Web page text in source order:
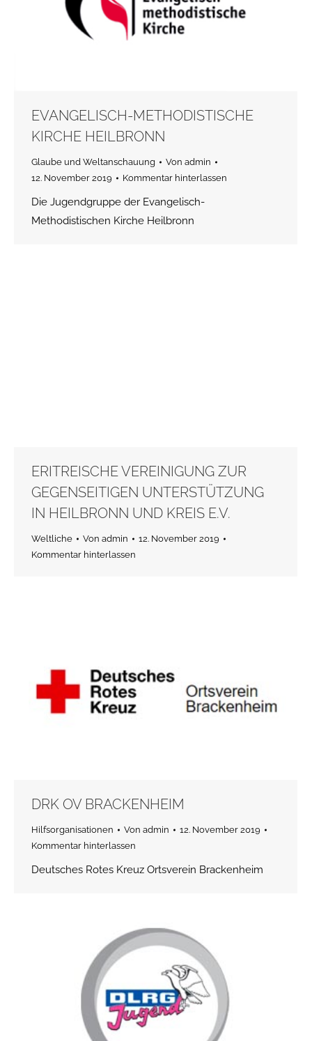
EVANGELISCH-METHODISTISCHE
KIRCHE HEILBRONN
Glaube und Weltanschauung Von admin
12. November 2019
Kommentar hinterlassen
Die Jugendgruppe der Evangelisch-
Methodistischen Kirche Heilbronn
ERITREISCHE VEREINIGUNG ZUR
GEGENSEITIGEN UNTERSTÜTZUNG
IN HEILBRONN UND KREIS E.V.
Weltliche Von admin
12. November 2019
Kommentar hinterlassen
DRK OV BRACKENHEIM
Hilfsorganisationen Von admin
12. November 2019
Kommentar hinterlassen
Deutsches Rotes Kreuz Ortsverein Brackenheim